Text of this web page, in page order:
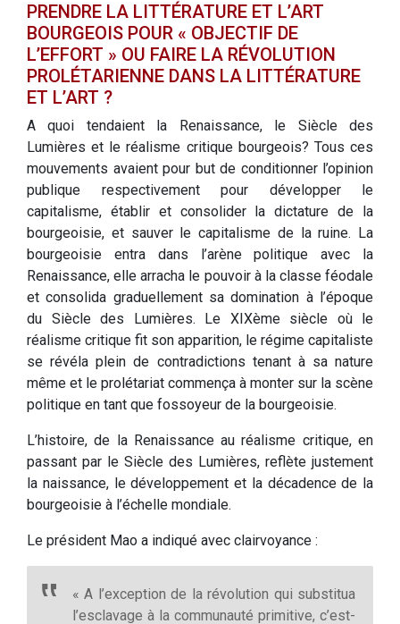
PRENDRE LA LITTÉRATURE ET L’ART
BOURGEOIS POUR « OBJECTIF DE
L’EFFORT » OU FAIRE LA RÉVOLUTION
PROLÉTARIENNE DANS LA LITTÉRATURE
ET L’ART ?
A quoi tendaient la Renaissance, le Siècle des
Lumières et le réalisme critique bourgeois? Tous ces
mouvements avaient pour but de conditionner l’opinion
publique respectivement pour développer le
capitalisme, établir et consolider la dictature de la
bourgeoisie, et sauver le capitalisme de la ruine. La
bourgeoisie entra dans l’arène politique avec la
Renaissance, elle arracha le pouvoir à la classe féodale
et consolida graduellement sa domination à l’époque
du Siècle des Lumières. Le XIXème siècle où le
réalisme critique fit son apparition, le régime capitaliste
se révéla plein de contradictions tenant à sa nature
même et le prolétariat commença à monter sur la scène
politique en tant que fossoyeur de la bourgeoisie.
L’histoire, de la Renaissance au réalisme critique, en
passant par le Siècle des Lumières, reflète justement
la naissance, le développement et la décadence de la
bourgeoisie à l’échelle mondiale.
Le président Mao a indiqué avec clairvoyance :
« A l’exception de la révolution qui substitua
l’esclavage à la communauté primitive, c’est-